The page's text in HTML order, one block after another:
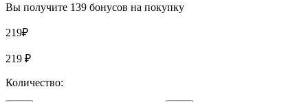
Вы получите 139 бонусов на покупку
219₽
219 ₽
Количество: